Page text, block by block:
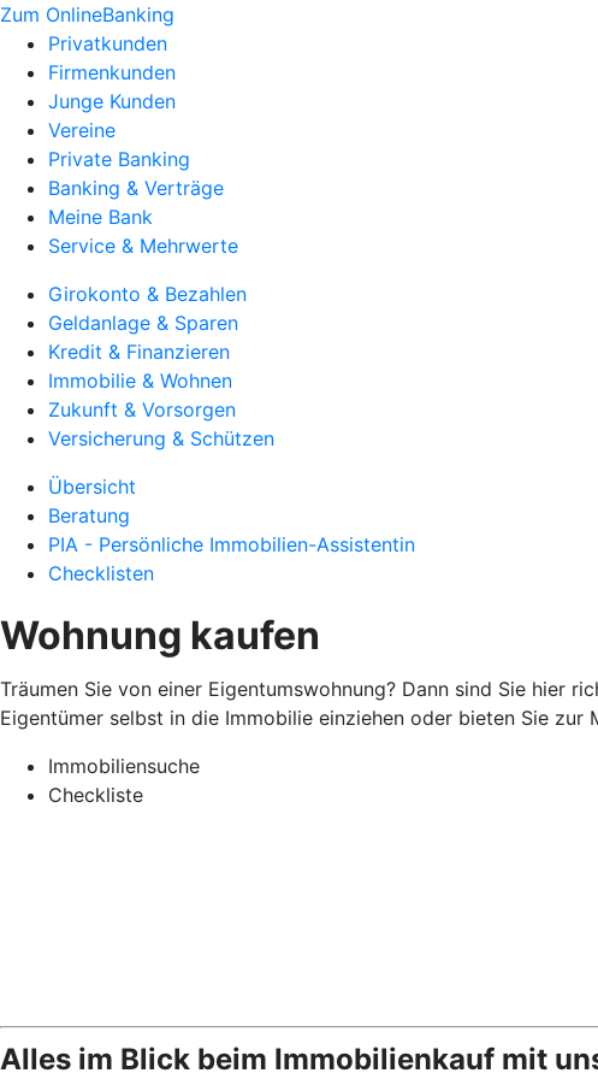
Zum OnlineBanking
Privatkunden
Firmenkunden
Junge Kunden
Vereine
Private Banking
Banking & Verträge
Meine Bank
Service & Mehrwerte
Girokonto & Bezahlen
Geldanlage & Sparen
Kredit & Finanzieren
Immobilie & Wohnen
Zukunft & Vorsorgen
Versicherung & Schützen
Übersicht
Beratung
PIA - Persönliche Immobilien-Assistentin
Checklisten
Wohnung kaufen
Träumen Sie von einer Eigentumswohnung? Dann sind Sie hier
Eigentümer selbst in die Immobilie einziehen oder bieten Sie zur
Immobiliensuche
Checkliste
Alles im Blick beim Immobilienkauf mit